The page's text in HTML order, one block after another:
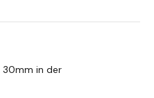
30mm in der